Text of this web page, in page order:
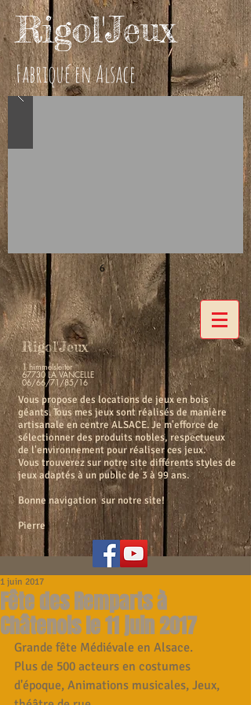
Rigol'Jeux
Fabriqué en Alsace
6
Rigol'Jeux
1 himmelsleiter
67730 LA VANCELLE
06/66/71/85/16
Vous propose des locations de jeux en bois
géants. Tous mes jeux sont réalisés de manière
artisanale en centre ALSACE. Je m'efforce de
sélectionner des produits nobles, respectueux
de l'environnement pour réaliser ces jeux.
Vous trouverez sur notre site différents styles de
jeux adaptés à un public de 3 à 99 ans.
Bonne navigation sur notre site!
Pierre
Fête des Remparts à
Châtenois le 11 juin 2017
1 juin 2017
Grande fête Médiévale en Alsace.
Plus de 500 acteurs en costumes
d'époque, Animations musicales, Jeux,